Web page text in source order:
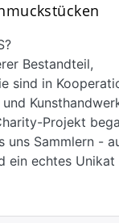
Bestandteil,
sind in
Projekt
Sammlern -
ein echtes Unikat